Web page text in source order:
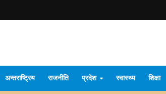
अन्तराष्ट्रिय राजनीति प्रदेश स्वास्थ्य शिक्षा